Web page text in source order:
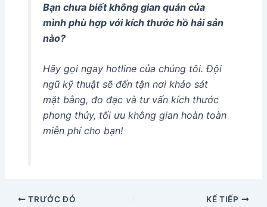
Bạn chưa biết không gian quán của
mình phù hợp với kích thước hồ hải sản
nào?
Hãy gọi ngay hotline của chúng tôi. Đội
ngũ kỹ thuật sẽ đến tận nơi khảo sát
mặt bằng, đo đạc và tư vấn kích thước
phong thủy, tối ưu không gian hoàn toàn
miễn phí cho bạn!
TRƯỚC ĐÓ KẾ TIẾP